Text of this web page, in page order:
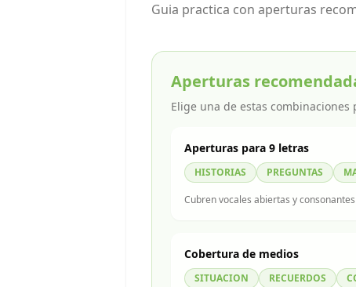
Guia practica con aperturas
Aperturas
Elige una de estas
Aperturas para 9 letras
HISTORIAS PREGUNTAS
Cubren vocales abiertas y
Cobertura de medios
SITUACION RECUERDOS